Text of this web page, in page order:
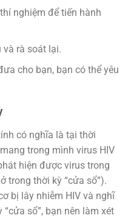
nghiệm để tiến hành
và rà soát lại.
cho bạn, bạn có thể yêu
có nghĩa là tại thời
trong mình virus HIV
hiện được virus trong
trong thời kỳ “cửa sổ”).
bị lây nhiễm HIV và nghĩ
sổ”, bạn nên làm xét